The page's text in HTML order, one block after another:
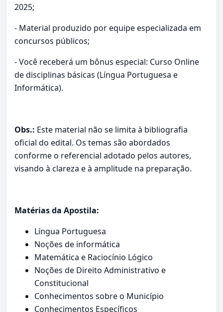
2025;
- Material produzido por equipe especializada em
concursos públicos;
- Você receberá um bônus especial: Curso Online
de disciplinas básicas (Língua Portuguesa e
Informática).
Obs.: Este material não se limita à bibliografia
oficial do edital. Os temas são abordados
conforme o referencial adotado pelos autores,
visando à clareza e à amplitude na preparação.
Matérias da Apostila:
Língua Portuguesa
Noções de informática
Matemática e Raciocínio Lógico
Noções de Direito Administrativo e
Constitucional
Conhecimentos sobre o Município
Conhecimentos Específicos